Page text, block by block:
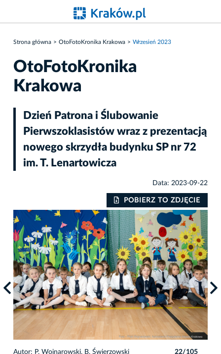
Strona główna OtoFotoKronika Krakowa Wrzesień 2023
OtoFotoKronika
Krakowa
Dzień Patrona i Ślubowanie
Pierwszoklasistów wraz z prezentacją
nowego skrzydła budynku SP nr 72
im. T. Lenartowicza
Data: 2023-09-22
POBIERZ TO ZDJĘCIE
Autor: P. Wojnarowski, B. Świerzowski 22/105